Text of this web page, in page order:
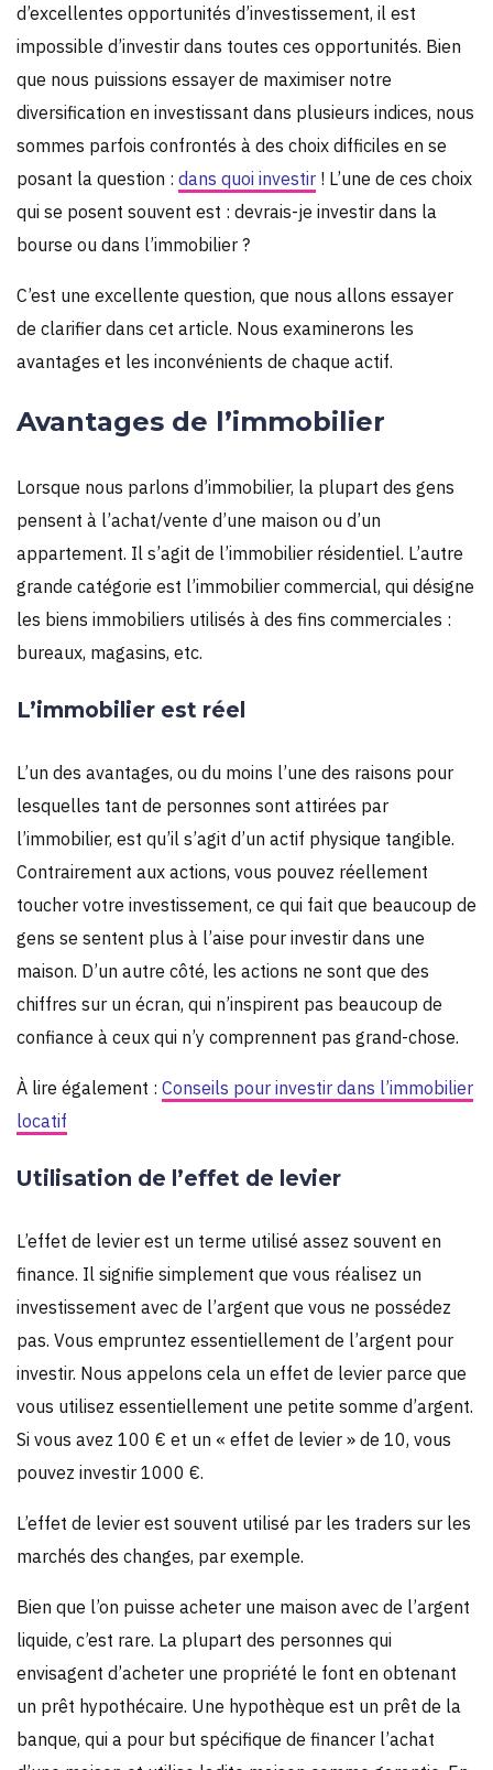
d’excellentes opportunités d’investissement, il est
impossible d’investir dans toutes ces opportunités. Bien
que nous puissions essayer de maximiser notre
diversification en investissant dans plusieurs indices, nous
sommes parfois confrontés à des choix difficiles en se
posant la question : dans quoi investir ! L’une de ces choix
qui se posent souvent est : devrais-je investir dans la
bourse ou dans l’immobilier ?
C’est une excellente question, que nous allons essayer
de clarifier dans cet article. Nous examinerons les
avantages et les inconvénients de chaque actif.
Avantages de l’immobilier
Lorsque nous parlons d’immobilier, la plupart des gens
pensent à l’achat/vente d’une maison ou d’un
appartement. Il s’agit de l’immobilier résidentiel. L’autre
grande catégorie est l’immobilier commercial, qui désigne
les biens immobiliers utilisés à des fins commerciales :
bureaux, magasins, etc.
L’immobilier est réel
L’un des avantages, ou du moins l’une des raisons pour
lesquelles tant de personnes sont attirées par
l’immobilier, est qu’il s’agit d’un actif physique tangible.
Contrairement aux actions, vous pouvez réellement
toucher votre investissement, ce qui fait que beaucoup de
gens se sentent plus à l’aise pour investir dans une
maison. D’un autre côté, les actions ne sont que des
chiffres sur un écran, qui n’inspirent pas beaucoup de
confiance à ceux qui n’y comprennent pas grand-chose.
À lire également : Conseils pour investir dans l’immobilier
locatif
Utilisation de l’effet de levier
L’effet de levier est un terme utilisé assez souvent en
finance. Il signifie simplement que vous réalisez un
investissement avec de l’argent que vous ne possédez
pas. Vous empruntez essentiellement de l’argent pour
investir. Nous appelons cela un effet de levier parce que
vous utilisez essentiellement une petite somme d’argent.
Si vous avez 100 € et un « effet de levier » de 10, vous
pouvez investir 1000 €.
L’effet de levier est souvent utilisé par les traders sur les
marchés des changes, par exemple.
Bien que l’on puisse acheter une maison avec de l’argent
liquide, c’est rare. La plupart des personnes qui
envisagent d’acheter une propriété le font en obtenant
un prêt hypothécaire. Une hypothèque est un prêt de la
banque, qui a pour but spécifique de financer l’achat